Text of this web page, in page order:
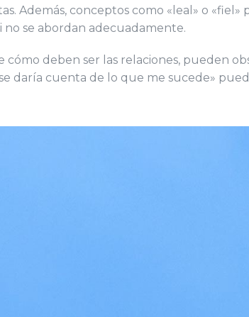
Además, conceptos como «leal» o
no se abordan adecuadamente.
cómo deben ser las relaciones, pueden
daría cuenta de lo que me sucede»